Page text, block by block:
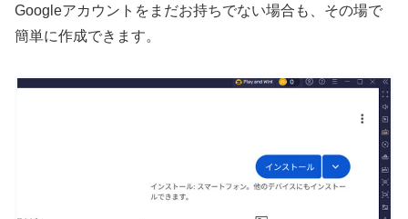
Googleアカウントをまだお持ちでない場合も、その場で
簡単に作成できます。